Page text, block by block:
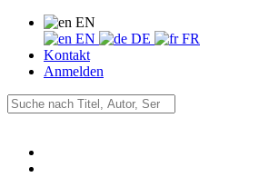
EN
EN
DE
FR
Kontakt
Anmelden